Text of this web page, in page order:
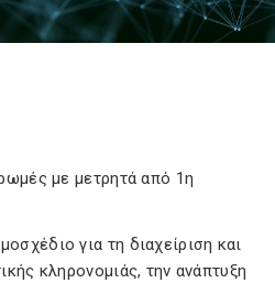
με μετρητά από 1η
για τη διαχείριση και
κληρονομιάς, την ανάπτυξη